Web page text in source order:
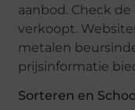
aanbod. Check
verkoopt.
metalen
prijsinformatie
Sorteren en